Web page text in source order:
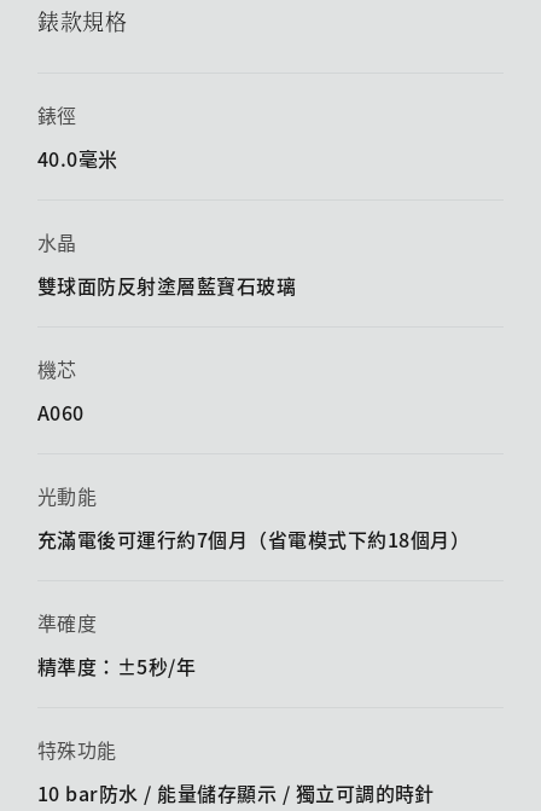
錶款規格
錶徑
40.0毫米
水晶
雙球面防反射塗層藍寶石玻璃
機芯
A060
光動能
充滿電後可運行約7個月（省電模式下約18個月）
準確度
精準度：±5秒/年
特殊功能
10 bar防水 / 能量儲存顯示 / ​​獨立可調的時針